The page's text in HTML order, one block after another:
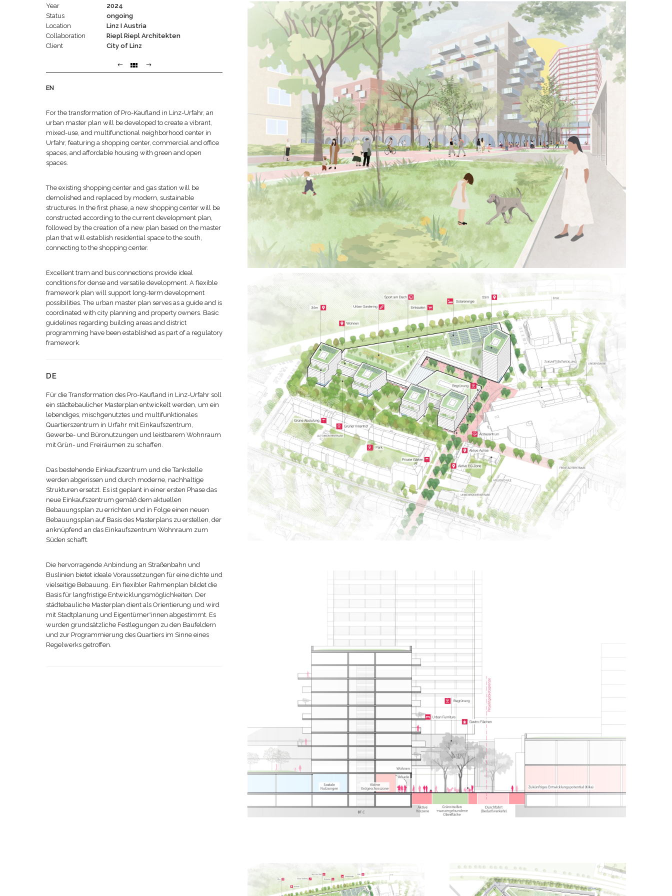
Year
2024
Status
ongoing
Location
Linz I Austria
Collaboration
Riepl Riepl Architekten
Client
City of Linz
EN
For the transformation of Pro-Kaufland in Linz-Urfahr, an
urban master plan will be developed to create a vibrant,
mixed-use, and multifunctional neighborhood center in
Urfahr, featuring a shopping center, commercial and office
spaces, and affordable housing with green and open
spaces.
The existing shopping center and gas station will be
demolished and replaced by modern, sustainable
structures. In the first phase, a new shopping center will be
constructed according to the current development plan,
followed by the creation of a new plan based on the master
plan that will establish residential space to the south,
connecting to the shopping center.
Excellent tram and bus connections provide ideal
conditions for dense and versatile development. A flexible
framework plan will support long-term development
possibilities. The urban master plan serves as a guide and is
coordinated with city planning and property owners. Basic
guidelines regarding building areas and district
programming have been established as part of a regulatory
framework.
DE
Für die Transformation des Pro-Kaufland in Linz-Urfahr soll
ein städtebaulicher Masterplan entwickelt werden, um ein
lebendiges, mischgenutztes und multifunktionales
Quartierszentrum in Urfahr mit Einkaufszentrum,
Gewerbe- und Büronutzungen und leistbarem Wohnraum
mit Grün- und Freiräumen zu schaffen.
Das bestehende Einkaufszentrum und die Tankstelle
werden abgerissen und durch moderne, nachhaltige
Strukturen ersetzt. Es ist geplant in einer ersten Phase das
neue Einkaufszentrum gemäß dem aktuellen
Bebauungsplan zu errichten und in Folge einen neuen
Bebauungsplan auf Basis des Masterplans zu erstellen, der
anknüpfend an das Einkaufszentrum Wohnraum zum
Süden schafft.
Die hervorragende Anbindung an Straßenbahn und
Buslinien bietet ideale Voraussetzungen für eine dichte und
vielseitige Bebauung. Ein flexibler Rahmenplan bildet die
Basis für langfristige Entwicklungsmöglichkeiten. Der
städtebauliche Masterplan dient als Orientierung und wird
mit Stadtplanung und Eigentümer*innen abgestimmt. Es
wurden grundsätzliche Festlegungen zu den Baufeldern
und zur Programmierung des Quartiers im Sinne eines
Regelwerks getroffen.